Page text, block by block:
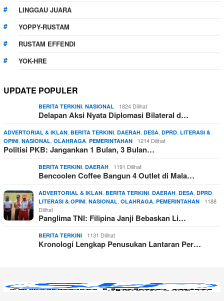
LINGGAU JUARA
YOPPY-RUSTAM
RUSTAM EFFENDI
YOK-HRE
UPDATE POPULER
BERITA TERKINI NASIONAL 1824 Dilihat
Delapan Aksi Nyata Diplomasi Bilateral d…
ADVERTORIAL & IKLAN BERITA TERKINI DAERAH DESA DPRD LITERASI &
OPINI NASIONAL OLAHRAGA PEMERINTAHAN 1214 Dilihat
Politisi PKB: Jangankan 1 Bulan, 3 Bulan…
BERITA TERKINI DAERAH 1191 Dilihat
Bencoolen Coffee Bangun 4 Outlet di Mala…
ADVERTORIAL & IKLAN BERITA TERKINI DAERAH DESA DPRD
LITERASI & OPINI NASIONAL OLAHRAGA PEMERINTAHAN
1188
Dilihat
Panglima TNI: Filipina Janji Bebaskan Li…
BERITA TERKINI 1131 Dilihat
Kronologi Lengkap Penusukan Lantaran Per…